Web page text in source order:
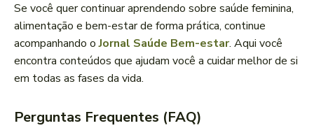
Se você quer continuar aprendendo sobre saúde feminina,
alimentação e bem-estar de forma prática, continue
acompanhando oJornal Saúde Bem-estar. Aqui você
encontra conteúdos que ajudam você a cuidar melhor de si
em todas as fases da vida.
Perguntas Frequentes (FAQ)